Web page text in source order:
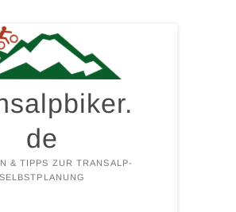
de
& TIPPS ZUR TRANSALP-
SELBSTPLANUNG